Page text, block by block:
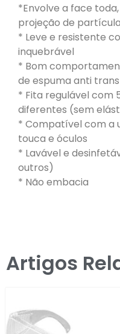
*Envolve a face
projeção de
* Leve e resistente
inquebrável
* Bom
de espuma anti
* Fita regulável com
diferentes (sem
* Compatível com a
touca e óculos
* Lavável e
outros)
* Não embacia
Artigos